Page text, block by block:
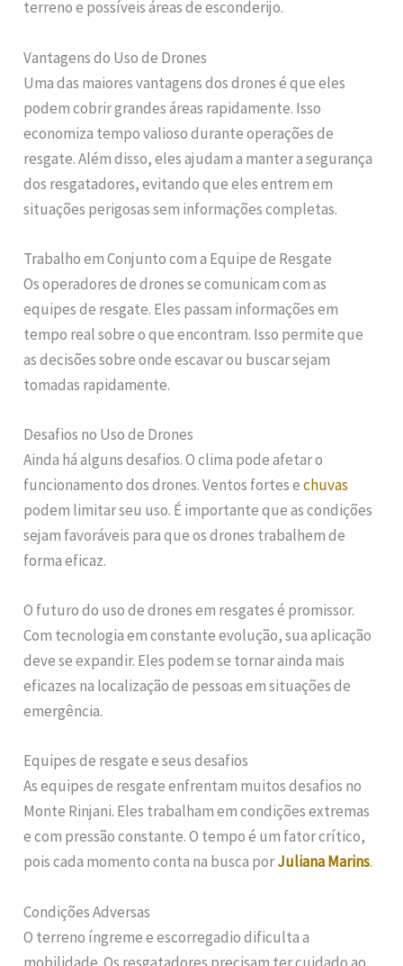
terreno e possíveis áreas de esconderijo.
Vantagens do Uso de Drones
Uma das maiores vantagens dos drones é que eles
podem cobrir grandes áreas rapidamente. Isso
economiza tempo valioso durante operações de
resgate. Além disso, eles ajudam a manter a segurança
dos resgatadores, evitando que eles entrem em
situações perigosas sem informações completas.
Trabalho em Conjunto com a Equipe de Resgate
Os operadores de drones se comunicam com as
equipes de resgate. Eles passam informações em
tempo real sobre o que encontram. Isso permite que
as decisões sobre onde escavar ou buscar sejam
tomadas rapidamente.
Desafios no Uso de Drones
Ainda há alguns desafios. O clima pode afetar o
funcionamento dos drones. Ventos fortes echuvas
podem limitar seu uso. É importante que as condições
sejam favoráveis para que os drones trabalhem de
forma eficaz.
O futuro do uso de drones em resgates é promissor.
Com tecnologia em constante evolução, sua aplicação
deve se expandir. Eles podem se tornar ainda mais
eficazes na localização de pessoas em situações de
emergência.
Equipes de resgate e seus desafios
As equipes de resgate enfrentam muitos desafios no
Monte Rinjani. Eles trabalham em condições extremas
e com pressão constante. O tempo é um fator crítico,
pois cada momento conta na busca porJuliana Marins.
Condições Adversas
O terreno íngreme e escorregadio dificulta a
mobilidade. Os resgatadores precisam ter cuidado ao